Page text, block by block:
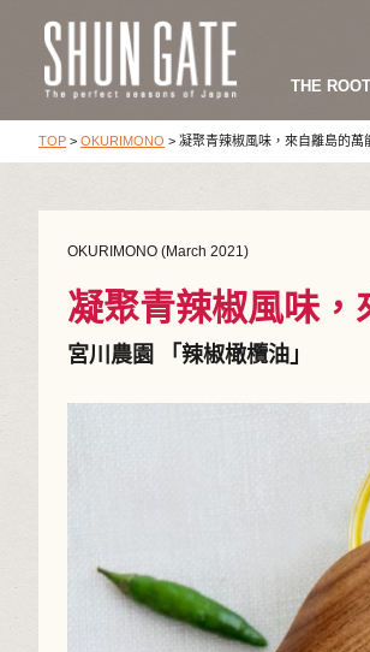
THE
TOP > OKURIMONO > 凝聚青辣椒風味，來自離島的萬
OKURIMONO (March 2021)
凝聚青辣椒風味，
宮川農園 「辣椒橄欖油」